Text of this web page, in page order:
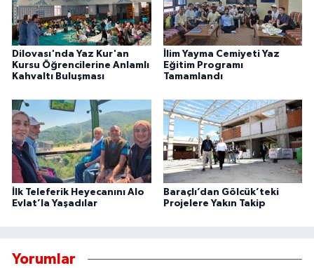
Dilovası'nda Yaz Kur'an
Kursu Öğrencilerine Anlamlı
Kahvaltı Buluşması
İlim Yayma Cemiyeti Yaz
Eğitim Programı
Tamamlandı
İlk Teleferik Heyecanını Alo
Evlat’la Yaşadılar
Baraçlı’dan Gölcük’teki
Projelere Yakın Takip
Yorumlar